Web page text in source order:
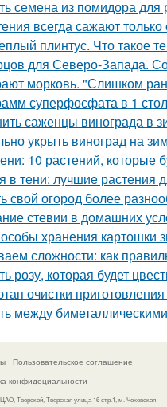
семена из помидора для
всегда сажают
плинтус. Что такое
для Северо-Запада.
морковь. "Слишком
суперфосфата в 1
саженцы винограда в
укрыть виноград на
10 растений, которые
тени: лучшие растения
свой огород более
стевии в домашних
хранения картошки
сложности: как
розу, которая будет
очистки
между
Пользовательское соглашение
конфидециальности
Тверской, Тверская улица 16 стр.1, м. Чеховская